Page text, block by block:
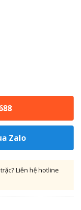
Zalo
Liên hệ hotline